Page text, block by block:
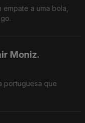
a uma bola,
Moniz.
portuguesa que